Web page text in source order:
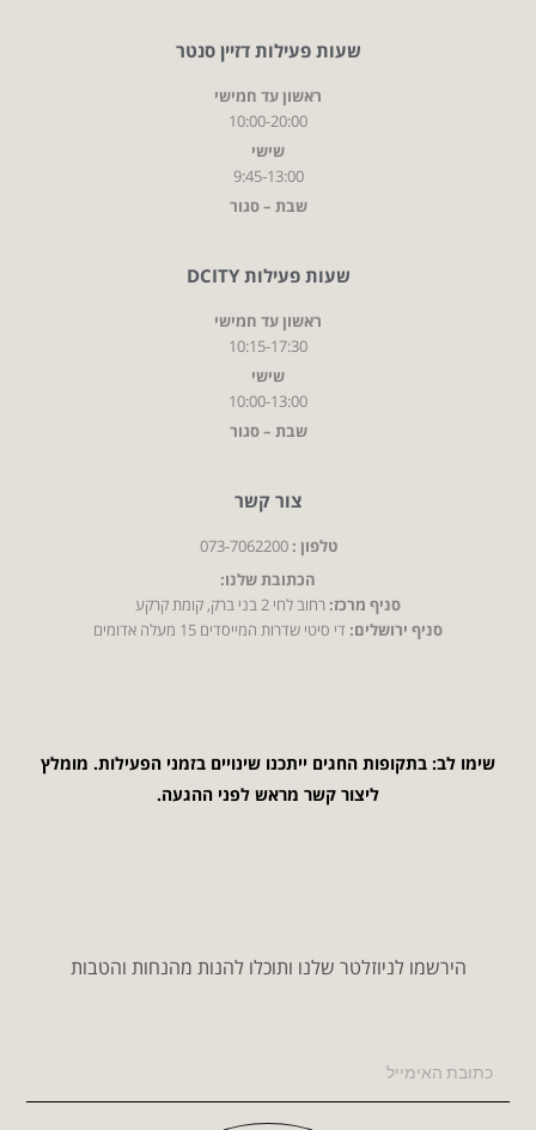
שעות פעילות דזיין סנטר
ראשון עד חמישי
10:00-20:00
שישי
9:45-13:00
שבת – סגור
שעות פעילות DCITY
ראשון עד חמישי
10:15-17:30
שישי
10:00-13:00
שבת – סגור
צור קשר
טלפון : 073-7062200
הכתובת שלנו:
סניף מרכז:רחוב לחי 2 בני ברק, קומת קרקע
סניף ירושלים:די סיטי שדרות המייסדים 15 מעלה אדומים
שימו לב: בתקופות החגים ייתכנו שינויים בזמני הפעילות. מומלץ
ליצור קשר מראש לפני ההגעה.
הירשמו לניוזלטר שלנו ותוכלו להנות מהנחות והטבות